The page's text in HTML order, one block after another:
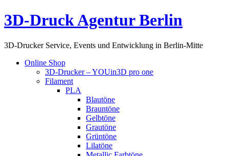
3D-Druck Agentur Berlin
3D-Drucker Service, Events und Entwicklung in Berlin-Mitte
Online Shop
3D-Drucker – YOUin3D pro one
Filament
PLA
Blautöne
Brauntöne
Gelbtöne
Grautöne
Grüntöne
Lilatöne